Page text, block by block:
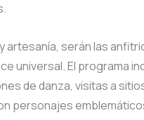
artesanía, serán las
universal. El programa
de danza, visitas a
personajes